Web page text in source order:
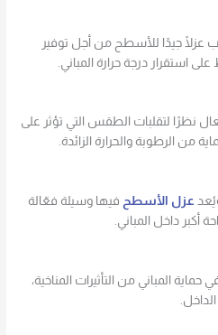
عزلًا جيدًا للأسطح من أجل توفير
على استقرار درجة حرارة المباني.
نظرًا لتقلبات الطقس التي تؤثر على
من الرطوبة والحرارة الزائدة.
عزل الأسطح فيها وسيلة فعّالة
أكبر داخل المباني.
المباني من التأثيرات المناخية،